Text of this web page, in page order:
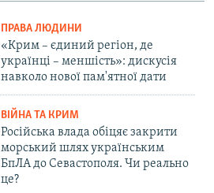
ПРАВА ЛЮДИНИ
«Крим – єдиний регіон, де
українці – меншість»: дискусія
навколо нової пам'ятної дати
ВІЙНА ТА КРИМ
Російська влада обіцяє закрити
морський шлях українським
БпЛА до Севастополя. Чи реально
це?